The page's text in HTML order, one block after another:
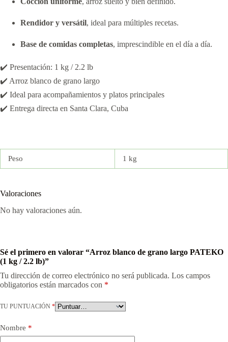
Rendidor y versátil, ideal para múltiples recetas.
Base de comidas completas, imprescindible en el día a día.
✔️ Presentación: 1 kg / 2.2 lb
✔️ Arroz blanco de grano largo
✔️ Ideal para acompañamientos y platos principales
✔️ Entrega directa en Santa Clara, Cuba
Peso 1 kg
Valoraciones
No hay valoraciones aún.
Sé el primero en valorar “Arroz blanco de grano largo PATEKO
(1 kg / 2.2 lb)”
Tu dirección de correo electrónico no será publicada. Los campos
obligatorios están marcados con *
TU PUNTUACIÓN *
Nombre *